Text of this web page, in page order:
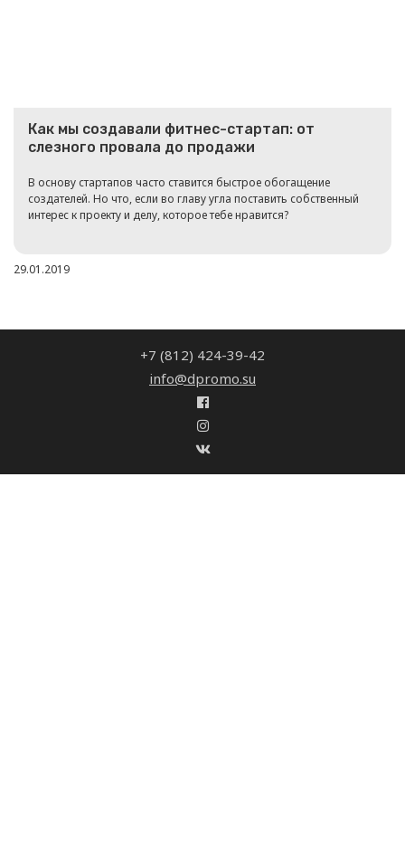
Как мы создавали фитнес-стартап: от
слезного провала до продажи
В основу стартапов часто ставится быстрое обогащение
создателей. Но что, если во главу угла поставить собственный
интерес к проекту и делу, которое тебе нравится?
29.01.2019
+7 (812) 424-39-42
info@dpromo.su